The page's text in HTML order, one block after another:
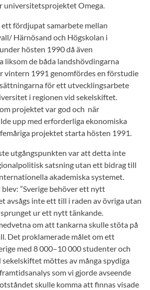
universitetsprojektet Omega.
fördjupat samarbete mellan
Härnösand och Högskolan i
hösten 1990 då även
liksom de båda landshövdingarna
vintern 1991 genomfördes en förstudie
för ett utvecklingsarbete
i regionen vid sekelskiftet.
projektet var god och när
upp med erforderliga ekonomiska
projektet starta hösten 1991.
utgångspunkten var att detta inte
satsning utan ett bidrag till
akademiska systemet.
”Sverige behöver ett nytt
avsågs inte ett till i raden av övriga utan
ur ett nytt tänkande.
om att tankarna skulle stöta på
Det proklamerade målet om ett
med 8 000–10 000 studenter och
möttes av många spydiga
som vi gjorde avseende
skulle komma att finnas visade